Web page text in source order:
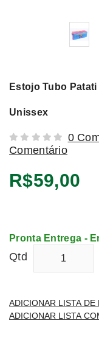
Estojo Tubo
Unissex
0
Comentário
R$59,00
Pronta Entrega -
Qtd
ADICIONAR LISTA DE
ADICIONAR LISTA